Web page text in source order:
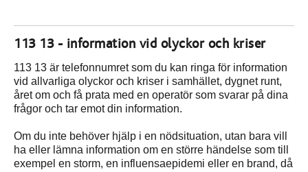
113 13 - information vid olyckor och kriser
113 13 är telefonnumret som du kan ringa för information
vid allvarliga olyckor och kriser i samhället, dygnet runt,
året om och få prata med en operatör som svarar på dina
frågor och tar emot din information.
Om du inte behöver hjälp i en nödsituation, utan bara vill
ha eller lämna information om en större händelse som till
exempel en storm, en influensaepidemi eller en brand, då